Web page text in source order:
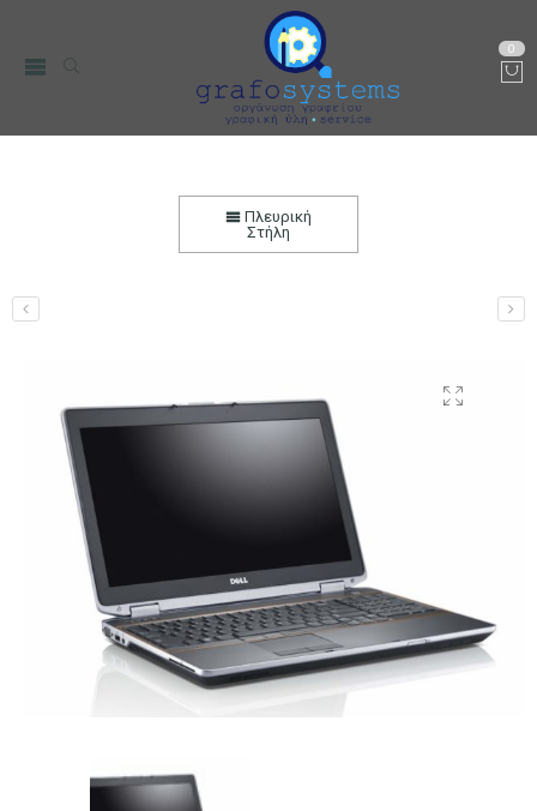
0
15.6″, DVD-RW, REF FQC
PC, Τηλεφωνία & περιφεριακά
Ανακατασκευασμένα Laptop
Πλευρική
Στήλη